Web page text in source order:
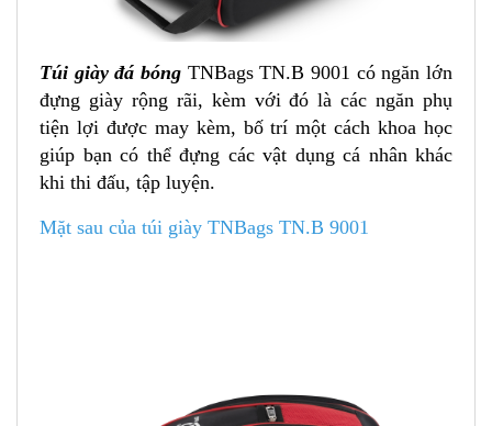
Túi giày đá bóng TNBags TN.B 9001 có ngăn lớn
đựng giày rộng rãi, kèm với đó là các ngăn phụ
tiện lợi được may kèm, bố trí một cách khoa học
giúp bạn có thể đựng các vật dụng cá nhân khác
khi thi đấu, tập luyện.
Mặt sau của túi giày TNBags TN.B 9001